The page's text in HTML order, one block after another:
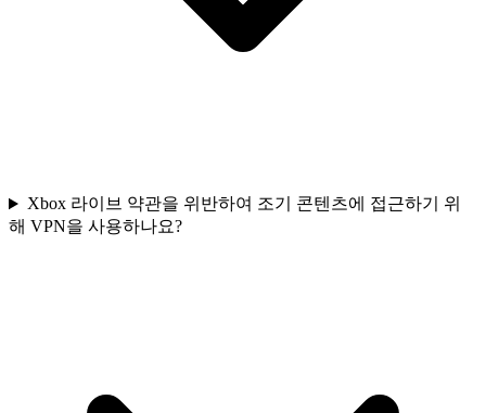
Xbox 라이브 약관을 위반하여 조기 콘텐츠에 접근하기 위
해 VPN을 사용하나요?